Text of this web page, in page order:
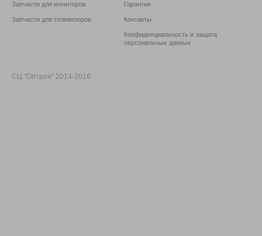
Запчасти для мониторов
Запчасти для телевизоров
Гарантии
Контакты
Конфиденциальность и защита
персональных данных
СЦ "Оптрон" 2014-2016